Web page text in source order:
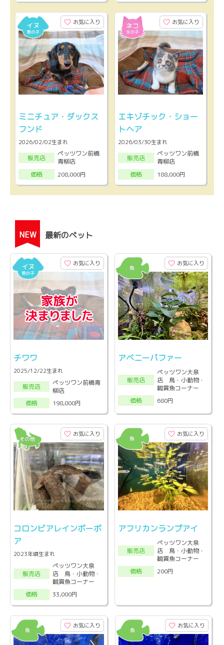
お気に入り
ミニチュア・ダックス
フンド
2026/02/02生まれ
販売店
ペッツワン前橋
青柳店
価格
208,000円
お気に入り
エキゾチック・ショー
トヘア
2026/03/30生まれ
販売店
ペッツワン前橋
青柳店
価格
188,000円
NEW 最新のペット
お気に入り
チワワ
2025/12/22生まれ
販売店
ペッツワン前橋青
柳店
価格
198,000円
お気に入り
アベニーパファー
販売店
ペッツワン大泉
店 鳥・小動物・
観賞魚コーナー
価格
680円
お気に入り
コロンビアレインボーボ
ア
2023年頃生まれ
販売店
ペッツワン大泉
店 鳥・小動物・
観賞魚コーナー
価格
33,000円
お気に入り
アフリカンランプアイ
販売店
ペッツワン大泉
店 鳥・小動物・
観賞魚コーナー
価格
200円
お気に入り お気に入り